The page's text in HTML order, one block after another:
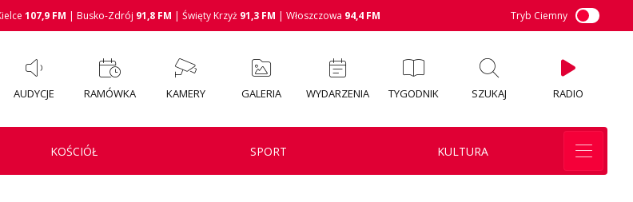
107,9 FM | Busko-Zdrój 91,8 FM | Święty Krzyż 91,3 FM | Włoszczowa 94,4 FM Tryb Ciemny
AUDYCJE RAMÓWKA KAMERY GALERIA WYDARZENIA TYGODNIK SZUKAJ RADIO
KOŚCIÓŁ SPORT KULTURA